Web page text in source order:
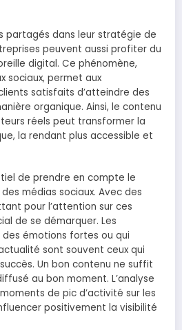
partagés dans leur stratégie de
peuvent aussi profiter du
digital. Ce phénomène,
sociaux, permet aux
satisfaits d’atteindre des
organique. Ainsi, le contenu
réels peut transformer la
la rendant plus accessible et
de prendre en compte le
médias sociaux. Avec des
pour l’attention sur ces
de se démarquer. Les
émotions fortes ou qui
sont souvent ceux qui
Un bon contenu ne suffit
au bon moment. L’analyse
de pic d’activité sur les
positivement la visibilité